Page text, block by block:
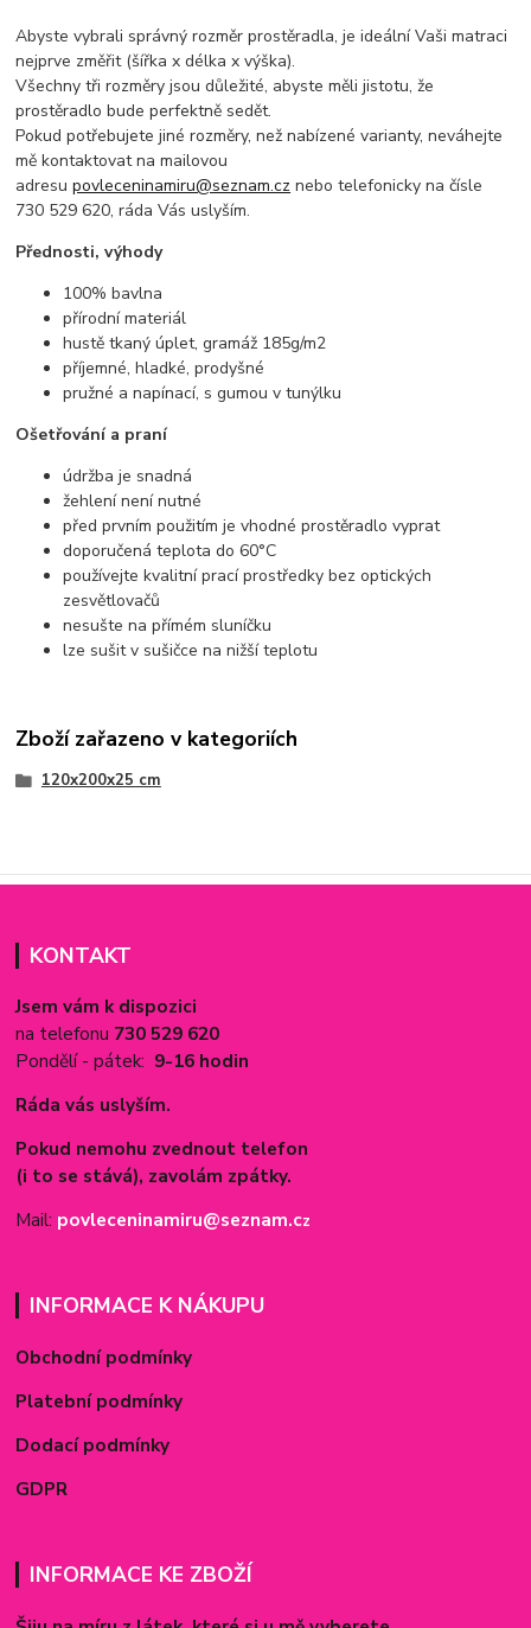
Abyste vybrali správný rozměr prostěradla, je ideální Vaši matraci
nejprve změřit (šířka x délka x výška).
Všechny tři rozměry jsou důležité, abyste měli jistotu, že
prostěradlo bude perfektně sedět.
Pokud potřebujete jiné rozměry, než nabízené varianty, neváhejte
mě kontaktovat na mailovou
adresupovleceninamiru@seznam.cz nebo telefonicky na čísle
730 529 620, ráda Vás uslyším.
Přednosti, výhody
100% bavlna
přírodní materiál
hustě tkaný úplet, gramáž 185g/m2
příjemné, hladké, prodyšné
pružné a napínací, s gumou v tunýlku
Ošetřování a praní
údržba je snadná
žehlení není nutné
před prvním použitím je vhodné prostěradlo vyprat
doporučená teplota do 60°C
používejte kvalitní prací prostředky bez optických
zesvětlovačů
nesušte na přímém sluníčku
lze sušit v sušičce na nižší teplotu
Zboží zařazeno v kategoriích
120x200x25 cm
KONTAKT
Jsem vám k dispozici
na telefonu 730 529 620
Pondělí - pátek: 9-16 hodin
Ráda vás uslyším.
Pokud nemohu zvednout telefon
(i to se stává), zavolám zpátky.
Mail: povleceninamiru@seznam.cz
INFORMACE K NÁKUPU
Obchodní podmínky
Platební podmínky
Dodací podmínky
GDPR
INFORMACE KE ZBOŽÍ